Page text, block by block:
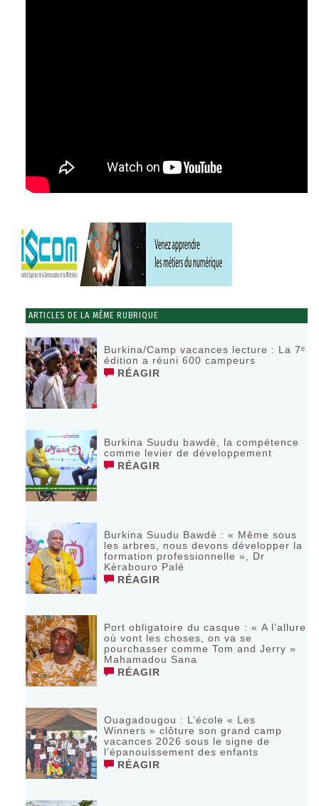
ARTICLES DE LA MÊME RUBRIQUE
Burkina/Camp vacances lecture : La 7ᵉ
édition a réuni 600 campeurs
RÉAGIR
Burkina Suudu bawdè, la compétence
comme levier de développement
RÉAGIR
Burkina Suudu Bawdè : « Même sous
les arbres, nous devons développer la
formation professionnelle », Dr
Kèrabouro Palé
RÉAGIR
Port obligatoire du casque : « A l’allure
où vont les choses, on va se
pourchasser comme Tom and Jerry »
Mahamadou Sana
RÉAGIR
Ouagadougou : L’école « Les
Winners » clôture son grand camp
vacances 2026 sous le signe de
l’épanouissement des enfants
RÉAGIR